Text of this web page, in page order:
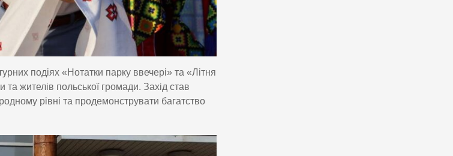
подіях «Нотатки парку ввечері» та «Літня
та жителів польської громади. Захід став
рівні та продемонструвати багатство